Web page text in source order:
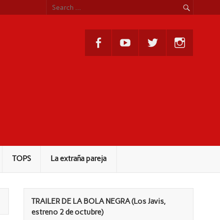
TOPS La extraña pareja
TRAILER DE LA BOLA NEGRA (Los Javis,
estreno 2 de octubre)